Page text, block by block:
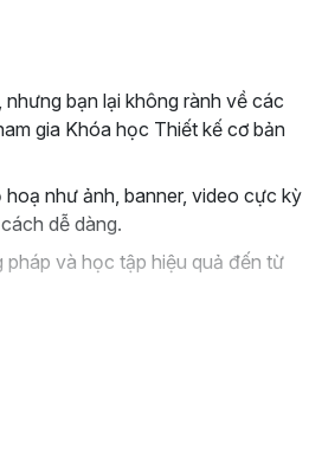
bạn lại không rành về các
gia Khóa học Thiết kế cơ bản
như ảnh, banner, video cực kỳ
dễ dàng.
pháp và học tập hiệu quả đến từ